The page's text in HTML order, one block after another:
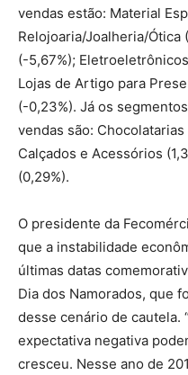
vendas estão: Material
Relojoaria/Joalheria/Ótica
(-5,67%);
Lojas de Artigo para
(-0,23%). Já os
vendas são:
Calçados e Acessórios
(0,29%).
O presidente da
que a instabilidade
últimas datas
Dia dos Namorados, que
desse cenário de cautela.
expectativa negativa
cresceu. Nesse ano de